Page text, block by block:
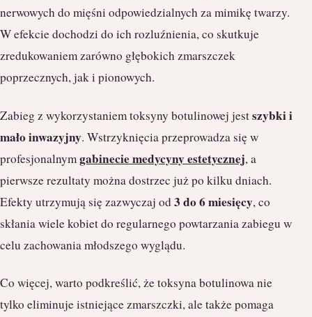
nerwowych do mięśni odpowiedzialnych za mimikę twarzy.
W efekcie dochodzi do ich rozluźnienia, co skutkuje
zredukowaniem zarówno głębokich zmarszczek
poprzecznych, jak i pionowych.
Zabieg z wykorzystaniem toksyny botulinowej jestszybki i
mało inwazyjny. Wstrzyknięcia przeprowadza się w
profesjonalnymgabinecie medycyny estetycznej, a
pierwsze rezultaty można dostrzec już po kilku dniach.
Efekty utrzymują się zazwyczaj od3 do 6 miesięcy, co
skłania wiele kobiet do regularnego powtarzania zabiegu w
celu zachowania młodszego wyglądu.
Co więcej, warto podkreślić, że toksyna botulinowa nie
tylko eliminuje istniejące zmarszczki, ale także pomaga